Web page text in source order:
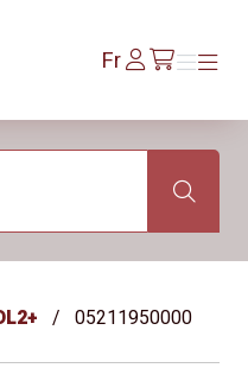
FrSe
connecter/fr/cart
Menu
Menu
Search
05211950000